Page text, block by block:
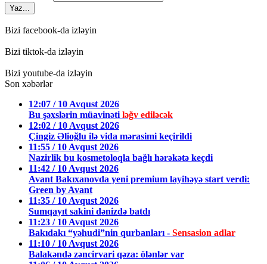
Yaz...
Bizi facebook-da izləyin
Bizi tiktok-da izləyin
Bizi youtube-da izləyin
Son xəbərlər
12:07 / 10 Avqust 2026
Bu şəxslərin müavinəti ləğv ediləcək
12:02 / 10 Avqust 2026
Çingiz Əlioğlu ilə vida mərasimi keçirildi
11:55 / 10 Avqust 2026
Nazirlik bu kosmetoloqla bağlı hərəkətə keçdi
11:42 / 10 Avqust 2026
Avant Bakıxanovda yeni premium layihəyə start verdi:
Green by Avant
11:35 / 10 Avqust 2026
Sumqayıt sakini dənizdə batdı
11:23 / 10 Avqust 2026
Bakıdakı “yəhudi”nin qurbanları - Sensasion adlar
11:10 / 10 Avqust 2026
Balakəndə zəncirvari qəza: ölənlər var